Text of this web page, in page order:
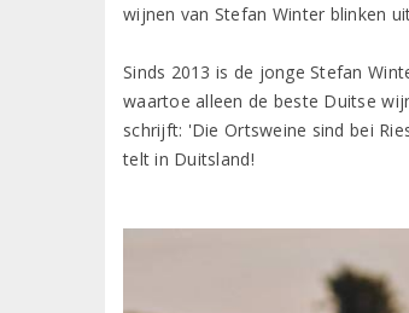
wijnen van Stefan Winter blinken
Sinds 2013 is de jonge Stefan
waartoe alleen de beste Duitse
schrijft: 'Die Ortsweine sind bei
telt in Duitsland!